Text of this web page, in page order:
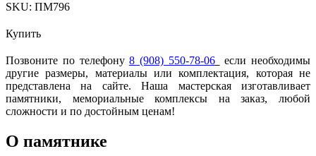
SKU: ПМ796
Купить
Позвоните по телефону8 (908) 550-78-06
если необходимы
другие размеры, материалы или комплектация, которая не
представлена на сайте. Наша мастерская изготавливает
памятники, мемориальные комплексы на заказ, любой
сложности и по достойным ценам!
О памятнике